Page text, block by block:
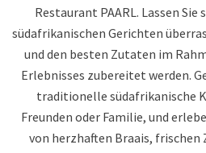
Restaurant PAARL. Lassen
südafrikanischen Gerichten
und den besten Zutaten im
Erlebnisses zubereitet werden.
traditionelle südafrikanische
Freunden oder Familie, und
von herzhaften Braais,